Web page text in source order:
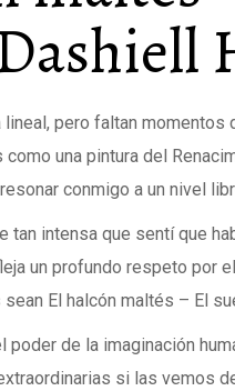
lineal, pero faltan
una pintura del
conmigo a un nivel
tan intensa que sentí que
un profundo respeto por
El halcón maltés – El
poder de la imaginación
si las vemos